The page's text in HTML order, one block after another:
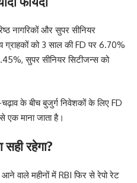
नागरिकों और सुपर सीनियर
ग्राहकों को 3 साल की FD पर 6.70%
सुपर सीनियर सिटीजन्स को
के बीच बुजुर्ग निवेशकों के लिए FD
एक माना जाता है।
रहेगा?
वाले महीनों में RBI फिर से रेपो रेट